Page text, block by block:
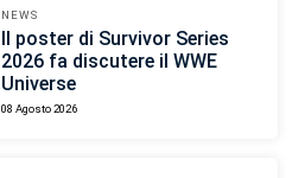
NEWS
Il poster di Survivor Series
2026 fa discutere il WWE
Universe
08 Agosto 2026